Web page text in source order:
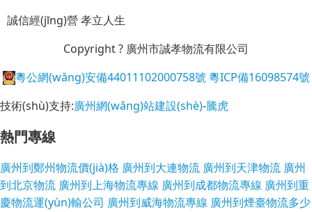
誠信經(jīng)營孝立人生
Copyright ? 廣州市誠孝物流有限公司
粵公網(wǎng)安備44011102000758號 粵ICP備16098574號
技術(shù)支持:廣州網(wǎng)站建設(shè)-騰虎
熱門專線
廣州到鄭州物流價(jià)格 廣州到大連物流 廣州到天津物流 廣州
到北京物流 廣州到上海物流專線 廣州到成都物流專線 廣州到重
慶物流運(yùn)輸公司 廣州到威海物流專線 廣州到煙臺物流多少